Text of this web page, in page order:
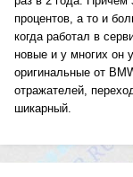
процентов, а то и
когда работал в
новые и у многих он
оригинальные от
отражателей,
шикарный.